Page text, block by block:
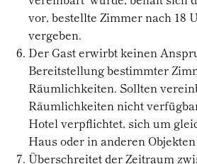
vor, bestellte Zimmer nach 18
vergeben.
Der Gast erwirbt keinen
Bereitstellung bestimmter
Räumlichkeiten. Sollten
Räumlichkeiten nicht
Hotel verpflichtet, sich um
Haus oder in anderen
Überschreitet der Zeitraum